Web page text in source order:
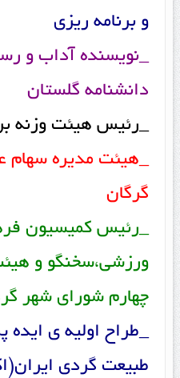
و برنامه ریزی
_نویسنده آداب و
دانشنامه گلستان
_رئیس هیئت وزنه
_هیئت مدیره سهام
گرگان
_رئیس کمیسیون
ورزشی،سخنگو و
چهارم شورای شهر
_طراح اولیه ی ایده
طبیعت گردی